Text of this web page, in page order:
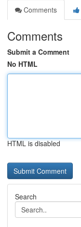
Comments
Comments
Submit a Comment
No HTML
HTML is disabled
Search